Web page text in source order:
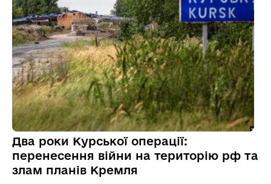
Два роки Курської операції:
перенесення війни на територію рф та
злам планів Кремля